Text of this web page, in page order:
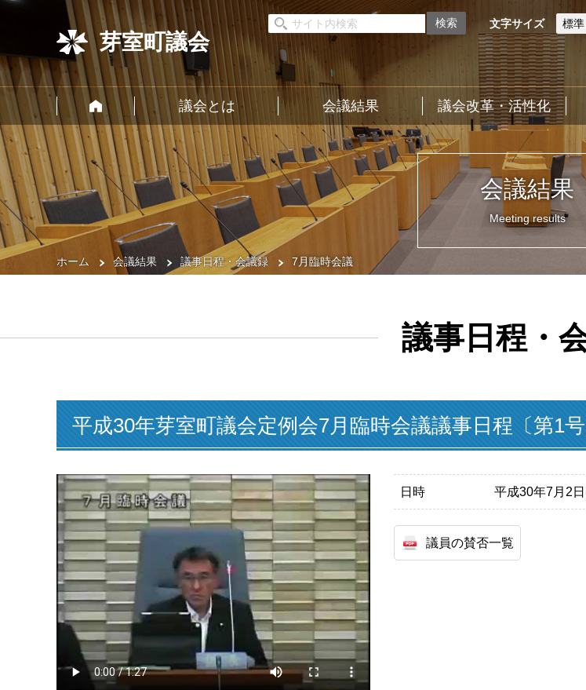
芽室町議会
文字サイズ 標準
議会とは 会議結果 議会改革・活性化
会議結果
Meeting results
ホーム 会議結果 議事日程・会議録 7月臨時会議
議事日程・
平成30年芽室町議会定例会7月臨時会議議事日程〔第1号
日時 平成30年7月2
議員の賛否一覧